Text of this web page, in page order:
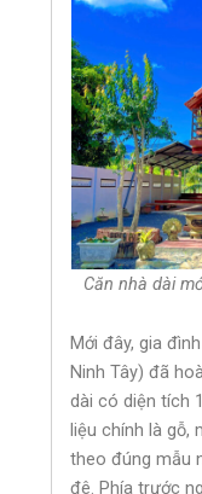
Căn nhà dài
Mới đây, gia
Ninh Tây) đã
dài có diện tích
liệu chính là gỗ,
theo đúng mẫu
đê. Phía trước